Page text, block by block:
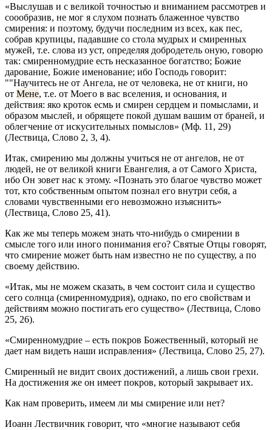
«Выслушав и с великой точностью и вниманием рассмотрев и
соообразив, не мог я слухом познать блаженное чувство
смирения: и поэтому, будучи последним из всех, как пес,
собрав крупицы, падавшие со стола мудрых и смиренных
мужей, т.е. слова из уст, определяя добродетель оную, говорю
так: смиренномудрие есть несказанное богатство; Божие
дарование, Божие именование; ибо Господь говорит:
""Научитесь не от Ангела, не от человека, не от книги, но
от Мене, т.е. от Моего в вас вселения, и основания, и
действия: яко кроток есмь и смирен сердцем и помыслами, и
образом мыслей, и обрящете покой душам вашим от браней, и
облегчение от искусительных помыслов» (Мф. 11, 29)
(Лествица, Слово 2, 3, 4).
Итак, смирению мы должны учиться не от ангелов, не от
людей, не от великой книги Евангелия, а от Самого Христа,
ибо Он зовет нас к этому. «Познать это благое чувство может
тот, кто собственным опытом познал его внутри себя, а
словами чувственными его невозможно изъяснить»
(Лествица, Слово 25, 41).
Как же мы теперь можем знать что-нибудь о смирении в
смысле того или иного понимания его? Святые Отцы говорят,
что смирение может быть нам известно не по существу, а по
своему действию.
«Итак, мы не можем сказать, в чем состоит сила и существо
сего солнца (смиренномудрия), однако, по его свойствам и
действиям можно постигать его существо» (Лествица, Слово
25, 26).
«Смиренномудрие – есть покров Божественный, который не
дает нам видеть наши исправления» (Лествица, Слово 25, 27).
Смиренный не видит своих достижений, а лишь свои грехи.
На достижения же он имеет покров, который закрывает их.
Как нам проверить, имеем ли мы смирение или нет?
Иоанн Лествичник говорит, что «многие называют себя